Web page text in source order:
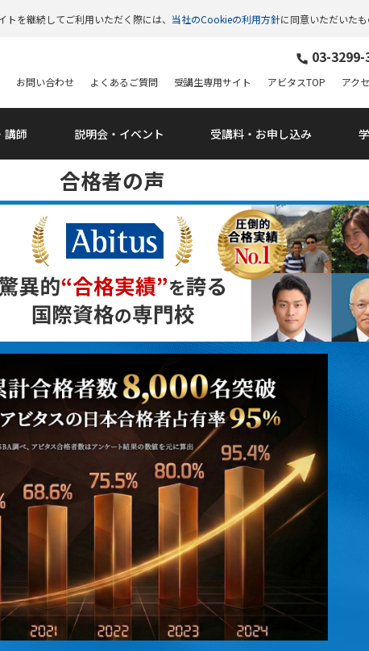
を継続してご利用いただく際には、 当社のCookieの利用方針に同意いただいたも
03-3299-
講師 説明会・ イベント 受講料・ お申し込み
お問い合わせ よくあるご質問 受講生専用サイト アビタスTOP アク
合格者の声